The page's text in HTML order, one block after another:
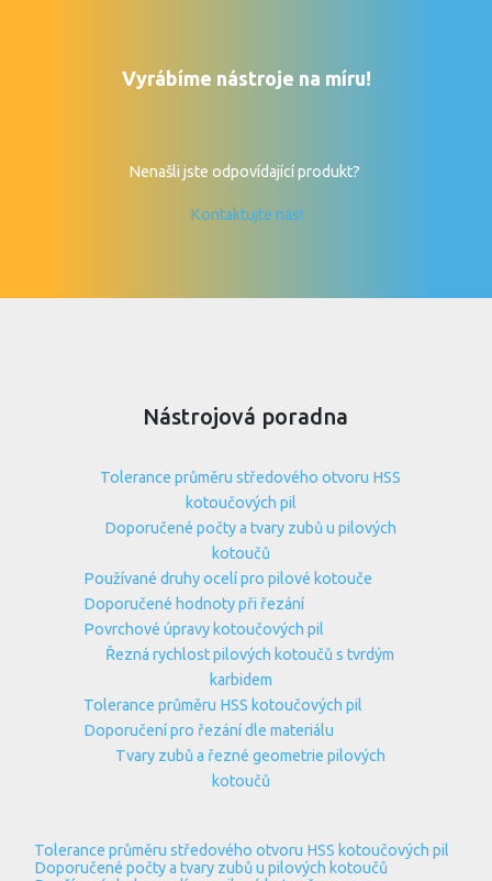
Vyrábíme nástroje na míru!
Nenašli jste odpovídající produkt?
Kontaktujte nás!
Nástrojová poradna
Tolerance průměru středového otvoru HSS
kotoučových pil
Doporučené počty a tvary zubů u pilových
kotoučů
Používané druhy ocelí pro pilové kotouče
Doporučené hodnoty při řezání
Povrchové úpravy kotoučových pil
Řezná rychlost pilových kotoučů s tvrdým
karbidem
Tolerance průměru HSS kotoučových pil
Doporučení pro řezání dle materiálu
Tvary zubů a řezné geometrie pilových
kotoučů
Tolerance průměru středového otvoru HSS kotoučových pil
Doporučené počty a tvary zubů u pilových kotoučů